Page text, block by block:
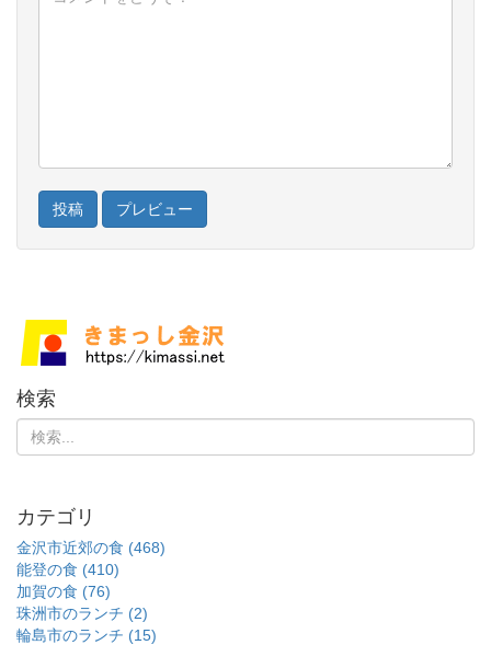
検索
カテゴリ
金沢市近郊の食 (468)
能登の食 (410)
加賀の食 (76)
珠洲市のランチ (2)
輪島市のランチ (15)